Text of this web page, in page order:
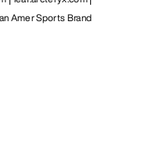
Amer Sports Brand